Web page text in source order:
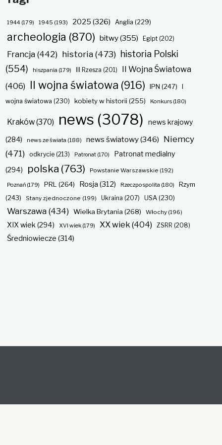
1944(179) 1945 (193) 2025 (326) Anglia (229)
archeologia (870) bitwy(355) Egipt(202)
Francja(442) historia(473) historia Polski
(554)
hiszpania (179) III Rzesza (201)
II Wojna Światowa
(406) II wojna światowa (916) IPN (247)
wojna światowa (230) kobiety w historii (255) Konkurs(180)
Kraków(370) news (3078) news krajowy
(284) news ze świata (188) news światowy(346) Niemcy
(471)
odkrycie(213) Patronat(170)
Patronat medialny
(294)
polska (763) Powstanie Warszawskie (192)
Poznań(179) PRL (264) Rosja (312) Rzeczpospolita (180)
Rzym
(243)
Stany zjednoczone (199) Ukraina (207) USA(230)
Warszawa(434) Wielka Brytania (268) Włochy(196)
XIX wiek (294) XVI wiek(179) XX wiek (404) ZSRR (208)
Średniowiecze (314)